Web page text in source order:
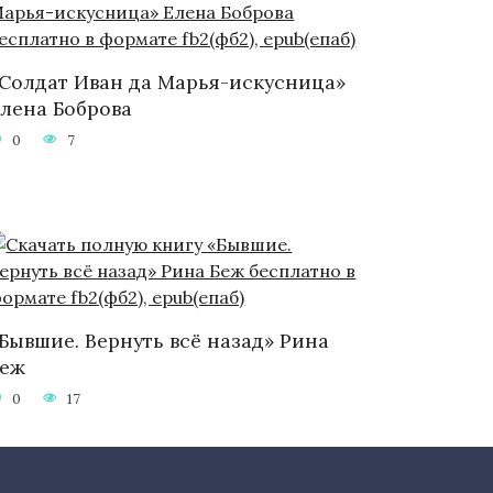
Иван да Марья-искусница»
Боброва
0 7
Вернуть всё назад» Рина
0 17